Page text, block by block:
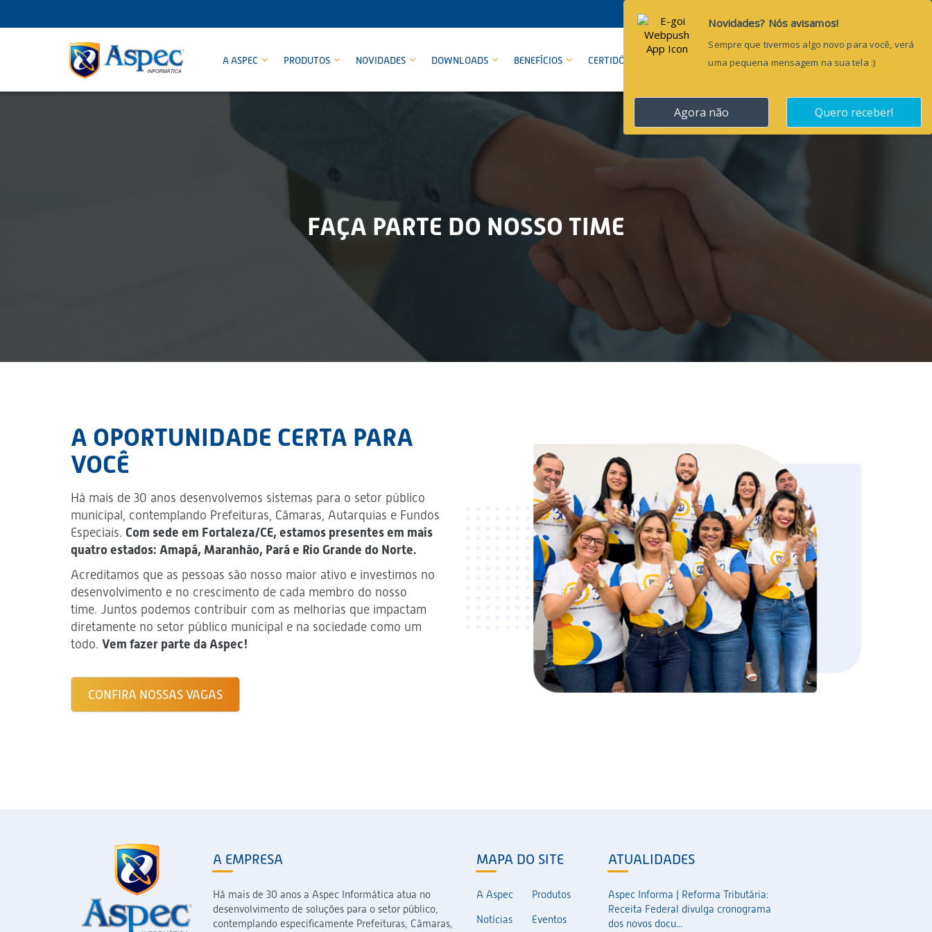
A ASPEC PRODUTOS NOVIDADES DOWNLOADS BENEFÍCIOS CERTIDÕES CONTATO Pesquisar...
FAÇA PARTE DO NOSSO TIME
A OPORTUNIDADE CERTA PARA
VOCÊ
Há mais de 30 anos desenvolvemos sistemas para o setor público
municipal, contemplando Prefeituras, Câmaras, Autarquias e Fundos
Especiais. Com sede em Fortaleza/CE, estamos presentes em mais
quatro estados: Amapá, Maranhão, Pará e Rio Grande do Norte.
Acreditamos que as pessoas são nosso maior ativo e investimos no
desenvolvimento e no crescimento de cada membro do nosso
time. Juntos podemos contribuir com as melhorias que impactam
diretamente no setor público municipal e na sociedade como um
todo. Vem fazer parte da Aspec!
CONFIRA NOSSAS VAGAS
A EMPRESA
Há mais de 30 anos a Aspec Informática atua no
desenvolvimento de soluções para o setor público,
contemplando especificamente Prefeituras, Câmaras,
MAPA DO SITE
A Aspec
Produtos
Notícias
Eventos
ATUALIDADES
Aspec Informa | Reforma Tributária:
Receita Federal divulga cronograma
dos novos docu...